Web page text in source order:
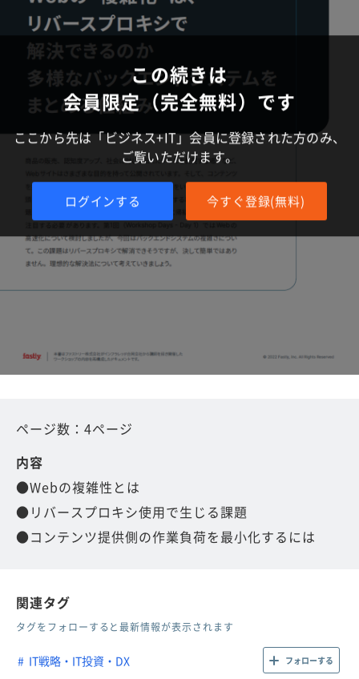
この続きは
会員限定（完全無料）です
ここから先は「ビジネス+IT」会員に登録された方のみ、
ご覧いただけます。
ログインする 今すぐ登録(無料)
ページ数：4ページ
内容
●Webの複雑性とは
●リバースプロキシ使用で生じる課題
●コンテンツ提供側の作業負荷を最小化するには
関連タグ
タグをフォローすると最新情報が表示されます
IT戦略・IT投資・DX フォローする